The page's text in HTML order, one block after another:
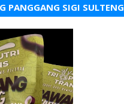
PANGGANG SIGI SULTENG